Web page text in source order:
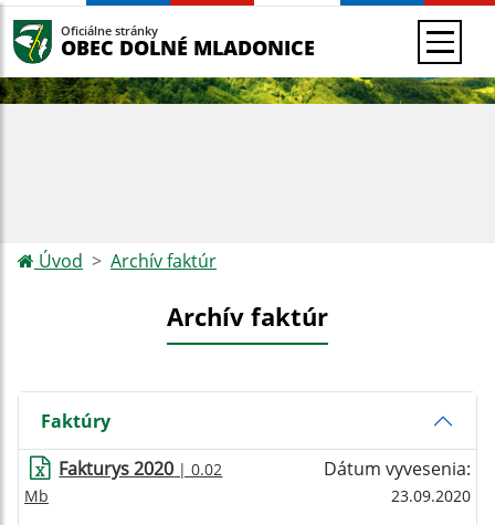
Oficiálne stránky
OBEC DOLNÉ MLADONICE
Úvod Archív faktúr
Archív faktúr
Faktúry
Fakturys 2020 | 0.02
Mb
Dátum vyvesenia:
23.09.2020